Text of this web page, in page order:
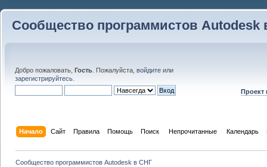
Сообщество программистов Autodesk
Добро пожаловать, Гость . Пожалуйста, войдите или
зарегистрируйтесь
Проект
Начало Сайт Правила Помощь Поиск Непрочитанные Календарь
Сообщество программистов Autodesk в СНГ